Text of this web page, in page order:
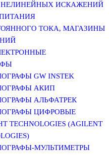
НЕЛИНЕЙНЫХ ИСКАЖЕНИЙ
ТОКА, МАГАЗИНЫ
GW INSTEK
АКИП
АЛЬФАТРЕК
ЦИФРОВЫЕ
TECHNOLOGIES (AGILENT
МУЛЬТИМЕТРЫ